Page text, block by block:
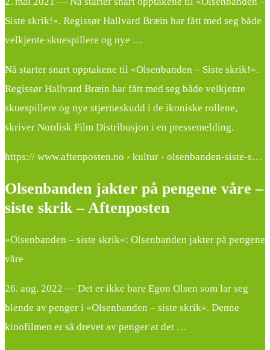
Siste skrik!». Regissør Hallvard Bræin har fått med seg både
velkjente skuespillere og nye …
Nå starter snart opptakene til «Olsenbanden – Siste skrik!».
Regissør Hallvard Bræin har fått med seg både velkjente
skuespillere og nye stjerneskudd i de ikoniske rollene,
skriver Nordisk Film Distribusjon i en pressemelding.
https:// www.aftenposten.no › kultur › olsenbanden-siste-s…
Olsenbanden jakter på pengene våre –
siste skrik – Aftenposten
«Olsenbanden – siste skrik»: Olsenbanden jakter på pengene
våre
26. aug. 2022 — Det er ikke bare Egon Olsen som lar seg
blende av penger i «Olsenbanden – siste skrik». Denne
kinofilmen er så drevet av penger at det …